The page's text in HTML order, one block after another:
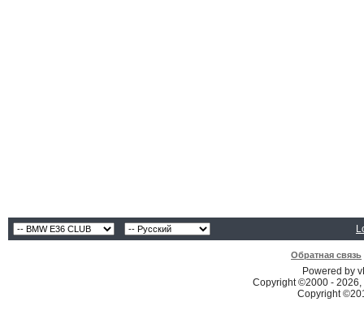
Обратная связь
Powered by
Copyright ©2000 -
Copyright